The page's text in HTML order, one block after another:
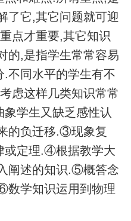
了它,其它问题就可迎
点才重要,其它知识
的,是指学生常常容易
不同水平的学生有不
虑这样几类知识常常
学生又缺乏感性认
的负迁移.③现象复
或定理.④根据教学大
阐述的知识.⑤概答念
数学知识运用到物理